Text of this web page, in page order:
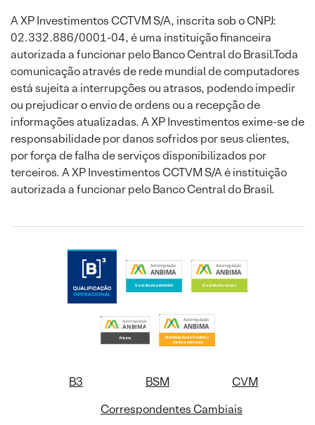
A XP Investimentos CCTVM S/A, inscrita sob o CNPJ:
02.332.886/0001-04, é uma instituição financeira
autorizada a funcionar pelo Banco Central do Brasil.Toda
comunicação através de rede mundial de computadores
está sujeita a interrupções ou atrasos, podendo impedir
ou prejudicar o envio de ordens ou a recepção de
informações atualizadas. A XP Investimentos exime-se de
responsabilidade por danos sofridos por seus clientes,
por força de falha de serviços disponibilizados por
terceiros. A XP Investimentos CCTVM S/A é instituição
autorizada a funcionar pelo Banco Central do Brasil.
B3 BSM
CVM
Correspondentes Cambiais